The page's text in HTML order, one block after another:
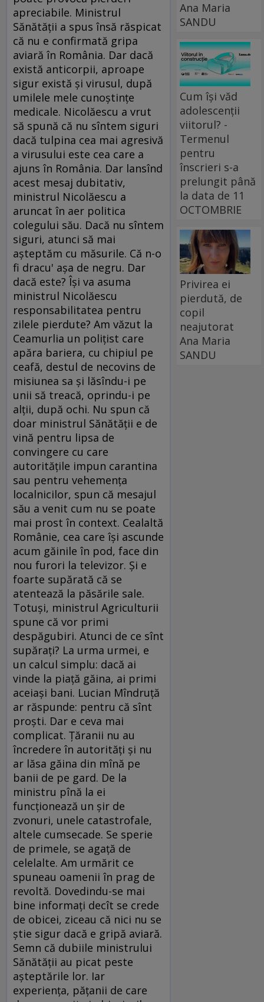
apreciabile. Ministrul
Sănătăţii a spus însă răspicat
că nu e confirmată gripa
aviară în România. Dar dacă
există anticorpii, aproape
sigur există şi virusul, după
umilele mele cunoştinţe
medicale. Nicolăescu a vrut
să spună că nu sîntem siguri
dacă tulpina cea mai agresivă
a virusului este cea care a
ajuns în România. Dar lansînd
acest mesaj dubitativ,
ministrul Nicolăescu a
aruncat în aer politica
colegului său. Dacă nu sîntem
siguri, atunci să mai
aşteptăm cu măsurile. Că n-o
fi dracu' aşa de negru. Dar
dacă este? Îşi va asuma
ministrul Nicolăescu
responsabilitatea pentru
zilele pierdute? Am văzut la
Ceamurlia un poliţist care
apăra bariera, cu chipiul pe
ceafă, destul de necovins de
misiunea sa şi lăsîndu-i pe
unii să treacă, oprindu-i pe
alţii, după ochi. Nu spun că
doar ministrul Sănătăţii e de
vină pentru lipsa de
convingere cu care
autorităţile impun carantina
sau pentru vehemenţa
localnicilor, spun că mesajul
său a venit cum nu se poate
mai prost în context. Cealaltă
Românie, cea care îşi ascunde
acum găinile în pod, face din
nou furori la televizor. Şi e
foarte supărată că se
atentează la păsările sale.
Totuşi, ministrul Agriculturii
spune că vor primi
despăgubiri. Atunci de ce sînt
supăraţi? La urma urmei, e
un calcul simplu: dacă ai
vinde la piaţă găina, ai primi
aceiaşi bani. Lucian Mîndruţă
ar răspunde: pentru că sînt
proşti. Dar e ceva mai
complicat. Ţăranii nu au
încredere în autorităţi şi nu
ar lăsa găina din mînă pe
banii de pe gard. De la
ministru pînă la ei
funcţionează un şir de
zvonuri, unele catastrofale,
altele cumsecade. Se sperie
de primele, se agaţă de
celelalte. Am urmărit ce
spuneau oamenii în prag de
revoltă. Dovedindu-se mai
bine informaţi decît se crede
de obicei, ziceau că nici nu se
ştie sigur dacă e gripă aviară.
Semn că dubiile ministrului
Sănătăţii au picat peste
aşteptările lor. Iar
experienţa, păţanii de care
Ana Maria
SANDU
Cum își văd
adolescenții
viitorul? -
Termenul
pentru
înscrieri s-a
prelungit până
la data de 11
OCTOMBRIE
Privirea ei
pierdută, de
copil
neajutorat
Ana Maria
SANDU